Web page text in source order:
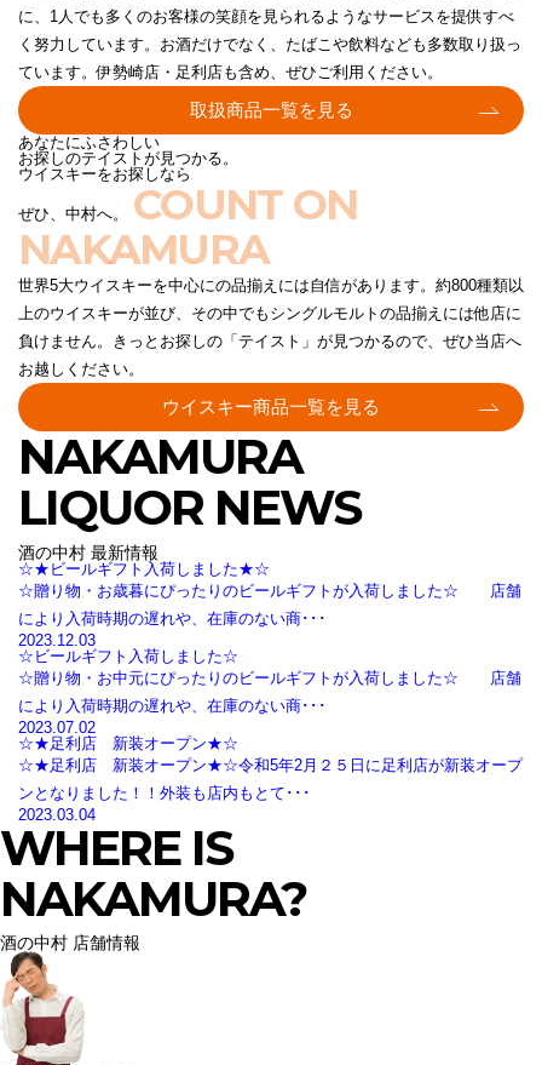
に、1人でも多くのお客様の笑顔を見られるようなサービスを提供すべ
く努力しています。お酒だけでなく、たばこや飲料なども多数取り扱っ
ています。伊勢崎店・足利店も含め、ぜひご利用ください。
取扱商品一覧を見る
あなたにふさわしい
お探しのテイストが見つかる。
ウイスキーをお探しなら
ぜひ、中村へ。 COUNT ON
NAKAMURA
世界5大ウイスキーを中心にの品揃えには自信があります。約800種類以
上のウイスキーが並び、その中でもシングルモルトの品揃えには他店に
負けません。きっとお探しの「テイスト」が見つかるので、ぜひ当店へ
お越しください。
ウイスキー商品一覧を見る
NAKAMURA
LIQUOR NEWS
酒の中村 最新情報
☆★ビールギフト入荷しました★☆
☆贈り物・お歳暮にぴったりのビールギフトが入荷しました☆ 店舗
により入荷時期の遅れや、在庫のない商･･･
2023.12.03
☆ビールギフト入荷しました☆
☆贈り物・お中元にぴったりのビールギフトが入荷しました☆ 店舗
により入荷時期の遅れや、在庫のない商･･･
2023.07.02
☆★足利店 新装オープン★☆
☆★足利店 新装オープン★☆令和5年2月２５日に足利店が新装オープ
ンとなりました！！外装も店内もとて･･･
2023.03.04
WHERE IS
NAKAMURA?
酒の中村 店舗情報